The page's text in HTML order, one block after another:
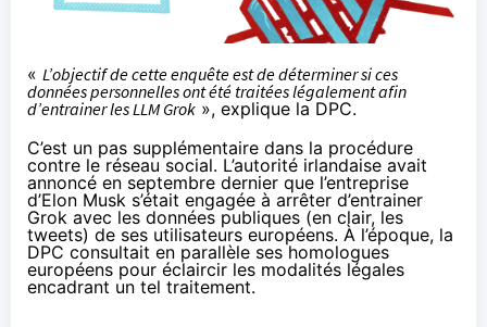
« L’objectif de cette enquête est de déterminer si ces
données personnelles ont été traitées légalement afin
d’entrainer les LLM Grok », explique la DPC.
C’est un pas supplémentaire dans la procédure
contre le réseau social. L’autorité irlandaise avait
annoncé en septembre dernier que l’entreprise
d’Elon Musk s’était engagée à arrêter d’entrainer
Grok avec les données publiques (en clair, les
tweets) de ses utilisateurs européens. À l’époque, la
DPC consultait en parallèle ses homologues
européens pour éclaircir les modalités légales
encadrant un tel traitement.